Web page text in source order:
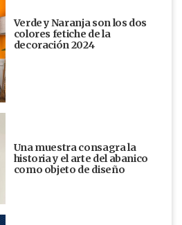
Verde y Naranja son los dos
colores fetiche de la
decoración 2024
Una muestra consagra la
historia y el arte del abanico
como objeto de diseño